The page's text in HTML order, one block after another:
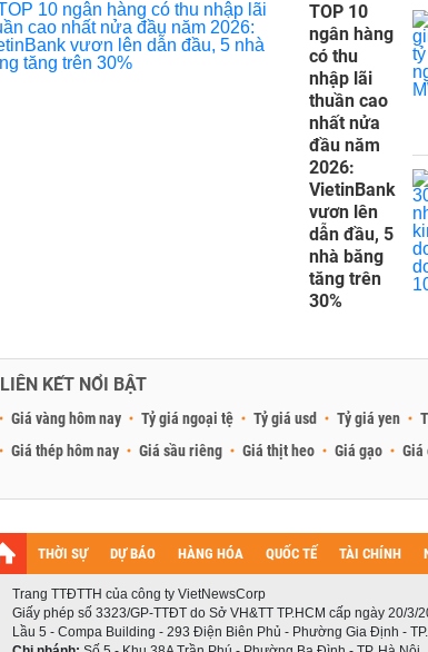
TOP 10
ngân hàng
có thu
nhập lãi
thuần cao
nhất nửa
đầu năm
2026:
VietinBank
vươn lên
dẫn đầu, 5
nhà băng
tăng trên
30%
LIÊN KẾT NỔI BẬT
Giá vàng hôm nay Tỷ giá ngoại tệ Tỷ giá usd Tỷ giá yen
Giá thép hôm nay
Giá sầu riêng Giá thịt heo Giá gạo Giá
THỜI SỰ DỰ BÁO HÀNG HÓA QUỐC TẾ TÀI CHÍNH
Trang TTĐTTH của công ty VietNewsCorp
Giấy phép số 3323/GP-TTĐT do Sở VH&TT TP.HCM cấp ngày 20/3/
Lầu 5 - Compa Building - 293 Điện Biên Phủ - Phường Gia Định -